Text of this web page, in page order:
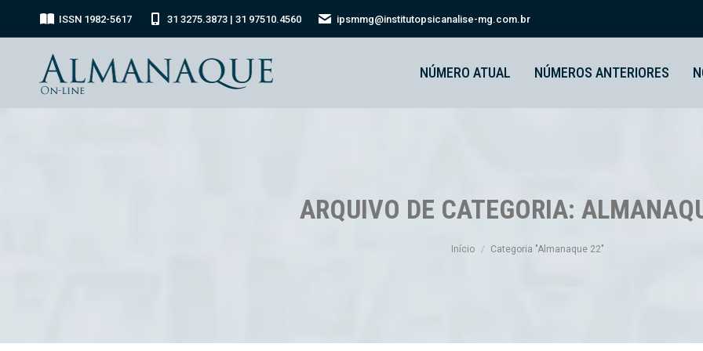
ISSN 1982-5617 31 3275.3873 | 31 97510.4560 ipsmmg@institutopsicanalise-mg.com.br
NÚMERO ATUAL NÚMEROS ANTERIORES
ARQUIVO DE CATEGORIA:
Início Categoria "Almanaque 22"